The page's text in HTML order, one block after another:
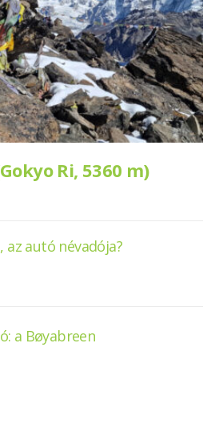
Ri, 5360 m)
az autó névadója?
a Bøyabreen